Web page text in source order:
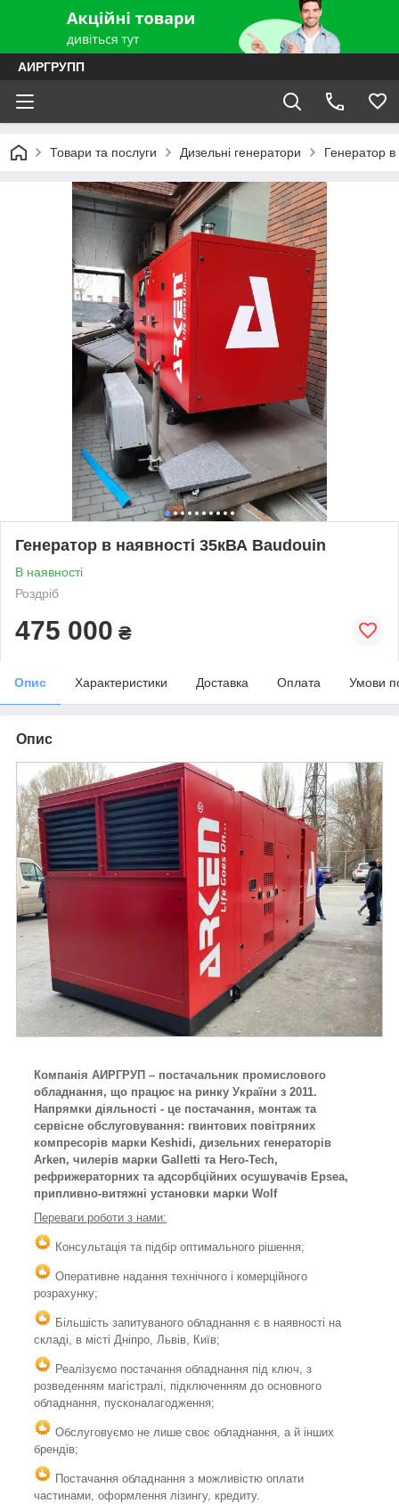
АИРГРУПП
Товари та послуги Дизельні генератори Генератор
Генератор в наявності 35кВА Baudouin
В наявності
Роздріб
475 000 ₴
Опис Характеристики Доставка Оплата Умови
Опис
Компанія АИРГРУП – постачальник промислового
обладнання, що працює на ринку України з 2011.
Напрямки діяльності - це постачання, монтаж та
сервісне обслуговування: гвинтових повітряних
компресорів марки Keshidi, дизельних генераторів
Arken, чилерів марки Galletti та Hero-Tech,
рефрижераторних та адсорбційних осушувачів Epsea,
припливно-витяжні установки марки Wolf
Переваги роботи з нами:
Консультація та підбір оптимального рішення;
Оперативне надання технічного і комерційного
розрахунку;
Більшість запитуваного обладнання є в наявності на
складі, в місті Дніпро, Львів, Київ;
Реалізуємо постачання обладнання під ключ, з
розведенням магістралі, підключенням до основного
обладнання, пусконалагодження;
Обслуговуємо не лише своє обладнання, а й інших
брендів;
Постачання обладнання з можливістю оплати
частинами, оформлення лізингу, кредиту.